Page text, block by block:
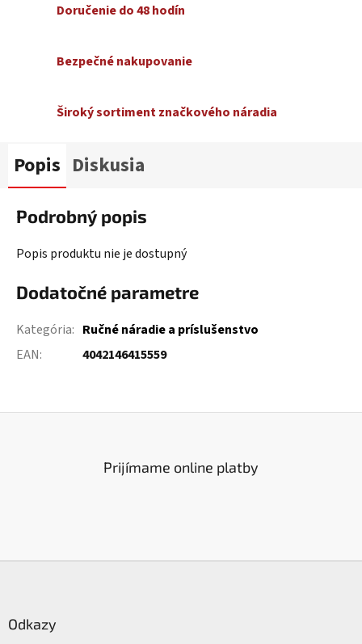
Doručenie do 48 hodín
Bezpečné nakupovanie
Široký sortiment značkového náradia
Popis Diskusia
Podrobný popis
Popis produktu nie je dostupný
Dodatočné parametre
Kategória: Ručné náradie a príslušenstvo
EAN: 4042146415559
Prijímame online platby
Odkazy